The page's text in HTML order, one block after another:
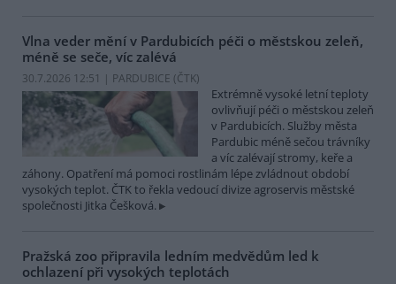
Vlna veder mění v Pardubicích péči o městskou zeleň,
méně se seče, víc zalévá
30.7.2026 12:51 | PARDUBICE (ČTK)
Extrémně vysoké letní teploty
ovlivňují péči o městskou zeleň
v Pardubicích. Služby města
Pardubic méně sečou trávníky
a víc zalévají stromy, keře a
záhony. Opatření má pomoci rostlinám lépe zvládnout období
vysokých teplot. ČTK to řekla vedoucí divize agroservis městské
společnosti Jitka Češková.
Pražská zoo připravila ledním medvědům led k
ochlazení při vysokých teplotách